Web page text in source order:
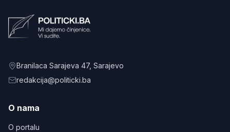
Branilaca Sarajeva 47, Sarajevo
redakcija@politicki.ba
O nama
O portalu